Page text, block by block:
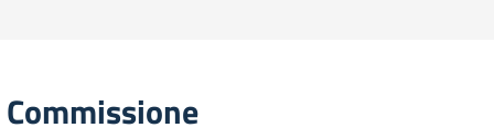
Commissione